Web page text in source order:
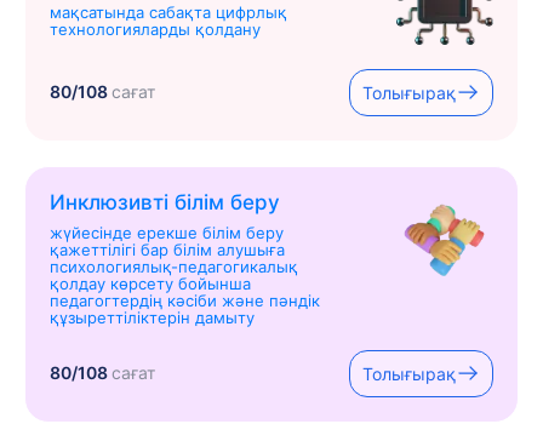
мақсатында сабақта цифрлық
технологияларды қолдану
80/108сағат Толығырақ
Инклюзивті білім беру
жүйесінде ерекше білім беру
қажеттілігі бар білім алушыға
психологиялық-педагогикалық
қолдау көрсету бойынша
педагогтердің кәсіби және пәндік
құзыреттіліктерін дамыту
80/108сағат Толығырақ